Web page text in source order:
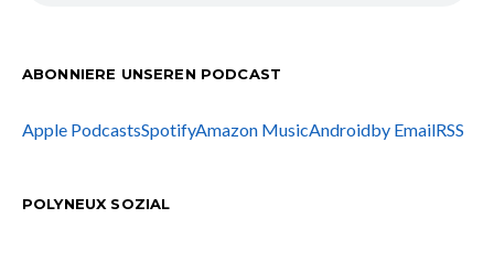
ABONNIERE UNSEREN PODCAST
Apple PodcastsSpotifyAmazon MusicAndroidby EmailRSS
POLYNEUX SOZIAL